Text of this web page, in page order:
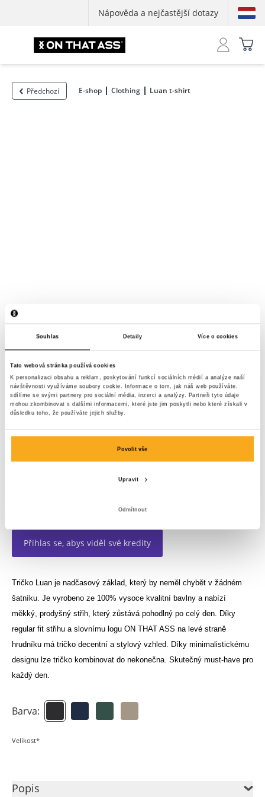
Souhlas Detaily Více o cookies
Tato webová stránka používá cookies
K personalizaci obsahu a reklam, poskytování funkcí sociálních médií a analýze naší
návštěvnosti využíváme soubory cookie. Informace o tom, jak náš web používáte,
sdílíme se svými partnery pro sociální média, inzerci a analýzy. Partneři tyto údaje
mohou zkombinovat s dalšími informacemi, které jste jim poskytli nebo které získali v
důsledku toho, že používáte jejich služby.
Povolit vše
Upravit
Odmítnout
Nápověda a nejčastější dotazy
Předchozí E-shop Clothing Luan t-shirt
Přihlas se, abys viděl své kredity
Tričko Luan je nadčasový základ, který by neměl chybět v žádném
šatníku. Je vyrobeno ze 100% vysoce kvalitní bavlny a nabízí
měkký, prodyšný střih, který zůstává pohodlný po celý den. Díky
regular fit střihu a slovnímu logu ON THAT ASS na levé straně
hrudníku má tričko decentní a stylový vzhled. Díky minimalistickému
designu lze tričko kombinovat do nekonečna. Skutečný must-have pro
každý den.
Barva:
Velikost*
Popis